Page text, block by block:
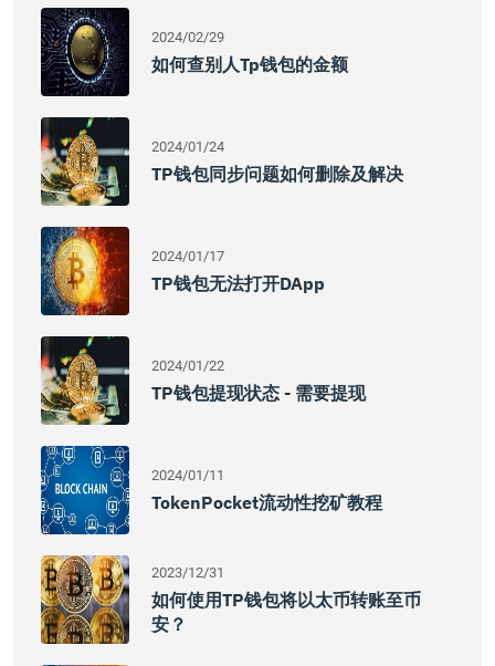
2024/02/29
如何查别人tp钱包的金额
2024/01/24
TP钱包同步问题如何删除及解决
2024/01/17
TP钱包无法打开DApp
2024/01/22
TP钱包提现状态 - 需要提现
2024/01/11
TokenPocket流动性挖矿教程
2023/12/31
如何使用TP钱包将以太币转账至币
安？